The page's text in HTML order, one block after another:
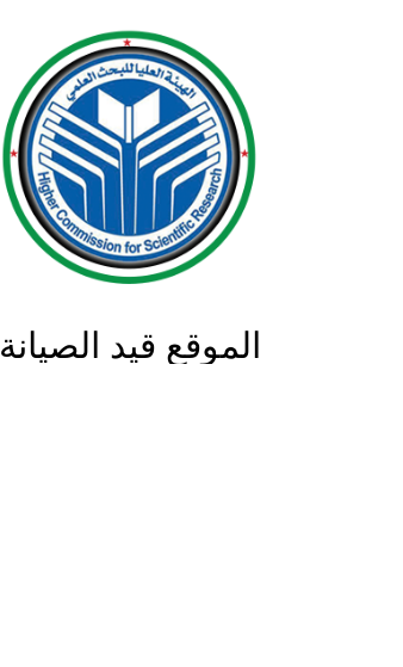
الموقع قيد الصيانة